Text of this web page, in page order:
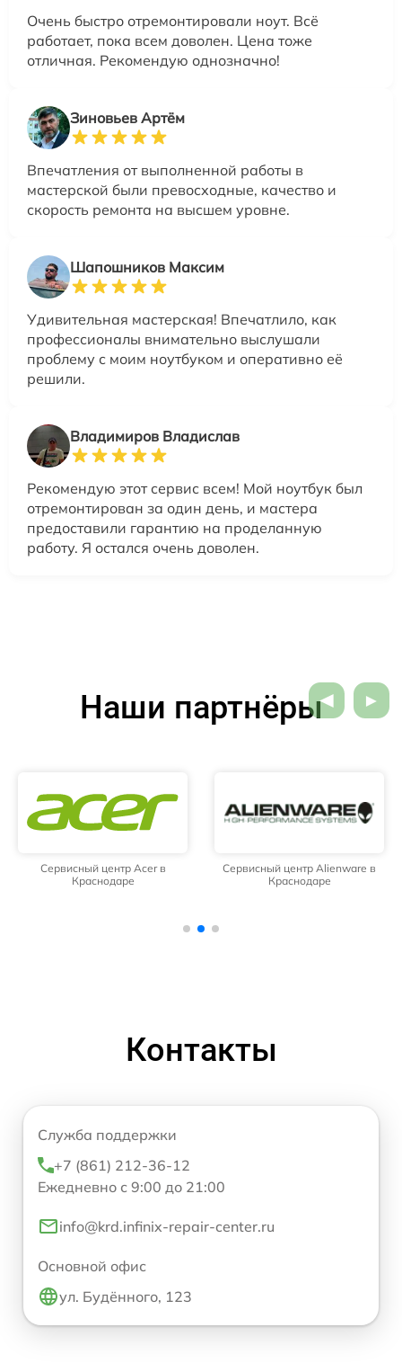
Очень быстро отремонтировали ноут. Всё
работает, пока всем доволен. Цена тоже
отличная. Рекомендую однозначно!
Зиновьев Артём
Впечатления от выполненной работы в
мастерской были превосходные, качество и
скорость ремонта на высшем уровне.
Шапошников Максим
Удивительная мастерская! Впечатлило, как
профессионалы внимательно выслушали
проблему с моим ноутбуком и оперативно её
решили.
Владимиров Владислав
Рекомендую этот сервис всем! Мой ноутбук был
отремонтирован за один день, и мастера
предоставили гарантию на проделанную
работу. Я остался очень доволен.
Наши партнёры
Сервисный центр Acer в
Краснодаре
Сервисный центр Alienware в
Краснодаре
Контакты
Служба поддержки
+7 (861) 212-36-12
Ежедневно с 9:00 до 21:00
info@krd.infinix-repair-center.ru
Основной офис
ул. Будённого, 123